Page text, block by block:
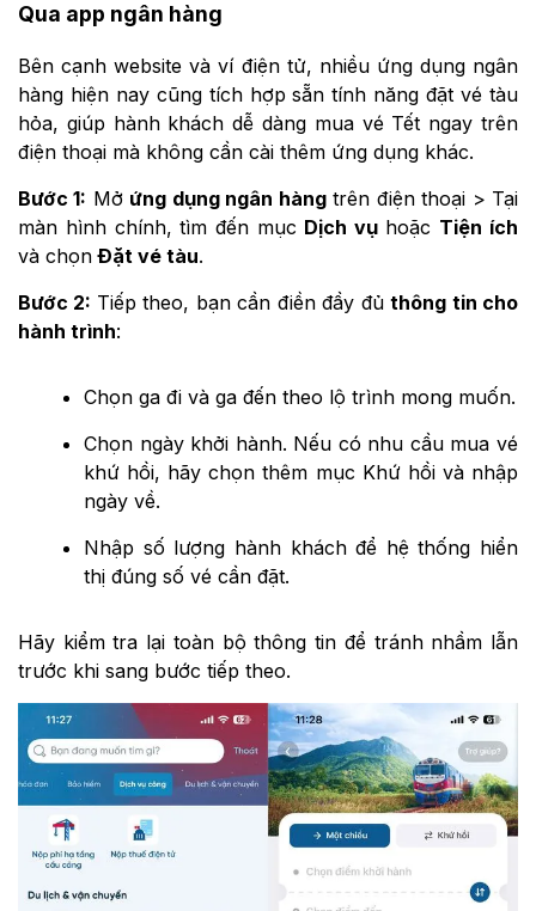
Qua app ngân hàng
Bên cạnh website và ví điện tử, nhiều ứng dụng ngân
hàng hiện nay cũng tích hợp sẵn tính năng đặt vé tàu
hỏa, giúp hành khách dễ dàng mua vé Tết ngay trên
điện thoại mà không cần cài thêm ứng dụng khác.
Bước 1: Mở ứng dụng ngân hàngtrên điện thoại > Tại
màn hình chính, tìm đến mục Dịch vụhoặc Tiện ích
và chọn Đặt vé tàu.
Bước 2: Tiếp theo, bạn cần điền đầy đủthông tin cho
hành trình:
Chọn ga đi và ga đến theo lộ trình mong muốn.
Chọn ngày khởi hành. Nếu có nhu cầu mua vé
khứ hồi, hãy chọn thêm mục Khứ hồi và nhập
ngày về.
Nhập số lượng hành khách để hệ thống hiển
thị đúng số vé cần đặt.
Hãy kiểm tra lại toàn bộ thông tin để tránh nhầm lẫn
trước khi sang bước tiếp theo.